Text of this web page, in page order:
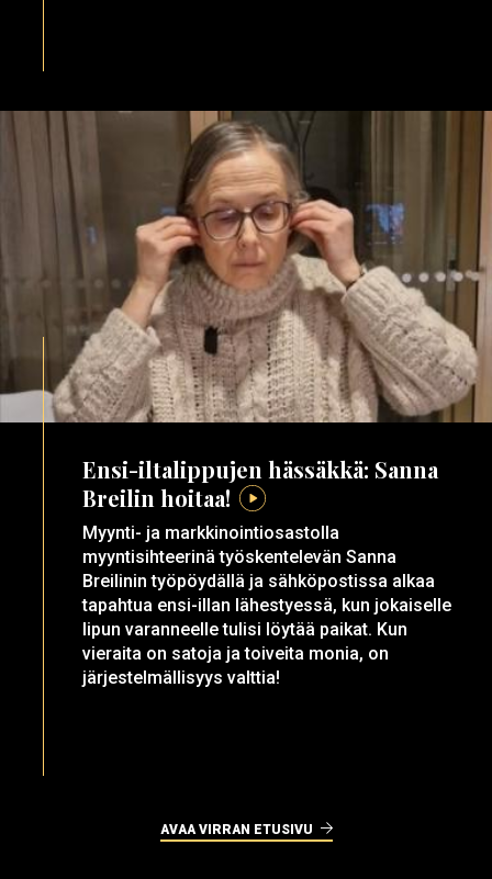
Ensi-iltalippujen hässäkkä: Sanna
Breilin hoitaa!
Myynti- ja markkinointiosastolla
myyntisihteerinä työskentelevän Sanna
Breilinin työpöydällä ja sähköpostissa alkaa
tapahtua ensi-illan lähestyessä, kun jokaiselle
lipun varanneelle tulisi löytää paikat. Kun
vieraita on satoja ja toiveita monia, on
järjestelmällisyys valttia!
AVAA VIRRAN ETUSIVU